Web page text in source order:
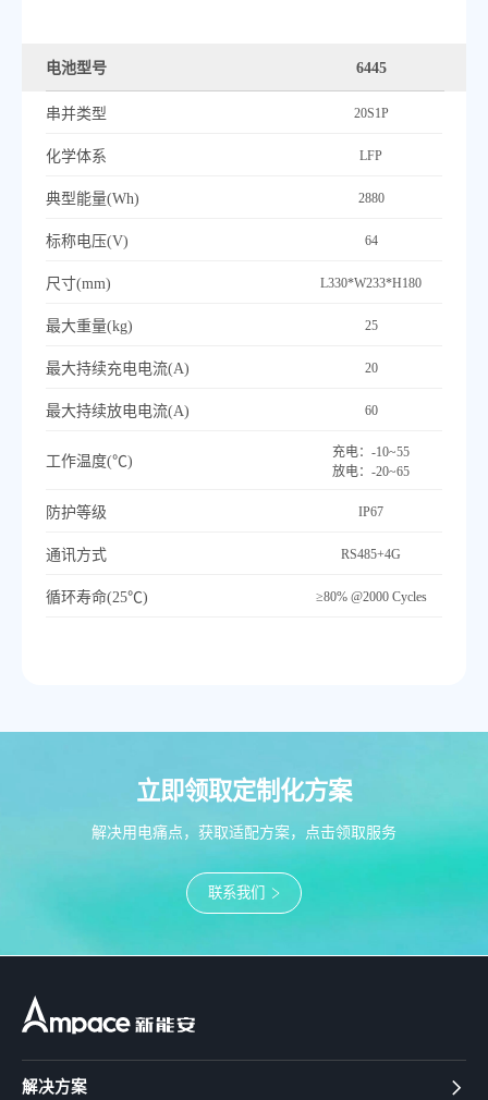
电池型号 6445
串并类型 20S1P
化学体系 LFP
典型能量(Wh) 2880
标称电压(V) 64
尺寸(mm) L330*W233*H180
最大重量(kg) 25
最大持续充电电流(A) 20
最大持续放电电流(A) 60
工作温度(℃)
充电：-10~55
放电：-20~65
防护等级 IP67
通讯方式 RS485+4G
循环寿命(25℃) ≥80% @2000 Cycles
立即领取定制化方案
解决用电痛点，获取适配方案，点击领取服务
联系我们
解决方案